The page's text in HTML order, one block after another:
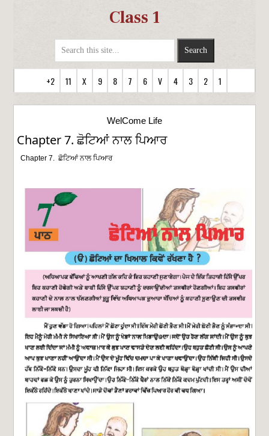
Class 1
+2 11 X 9 8 7 6 V 4 3 2 1
WelCome Life
Chapter 7. ਛੋਟਿਆਂ ਨਾਲ ਪਿਆਰ
Chapter 7. ਛੋਟਿਆਂ ਨਾਲ ਪਿਆਰ